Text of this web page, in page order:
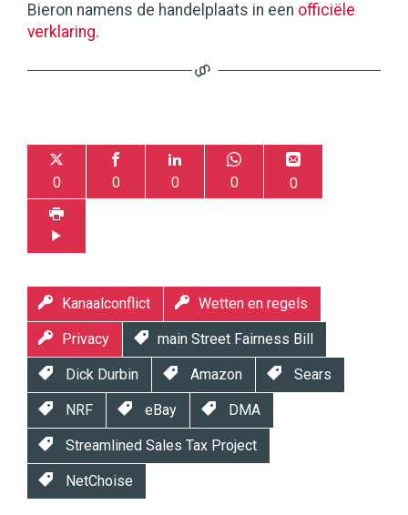
Bieron namens de handelplaats in een officiële
verklaring.
0 0 0 0 0
Kanaalconflict Wetten en regels
Privacy main Street Fairness Bill
Dick Durbin Amazon Sears
NRF eBay DMA
Streamlined Sales Tax Project
NetChoise